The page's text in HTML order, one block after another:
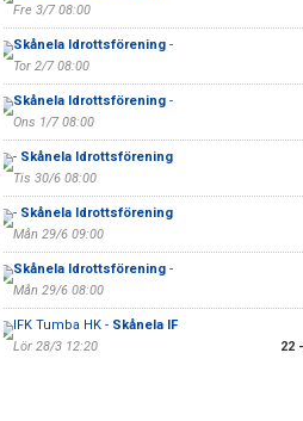
Fre 3/7 08:00
Skånela Idrottsförening-
Tor 2/7 08:00
Skånela Idrottsförening-
Ons 1/7 08:00
- Skånela Idrottsförening
Tis 30/6 08:00
- Skånela Idrottsförening
Mån 29/6 09:00
Skånela Idrottsförening-
Mån 29/6 08:00
IFK Tumba HK - Skånela IF
Lör 28/3 12:20
22